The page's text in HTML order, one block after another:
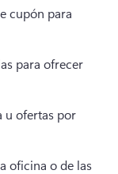
cupón para
para ofrecer
u ofertas por
oficina o de las